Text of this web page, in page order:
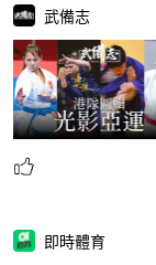
武備志
即時體育